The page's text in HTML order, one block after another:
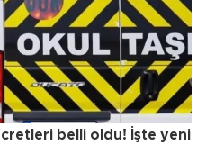
belli oldu! İşte yeni